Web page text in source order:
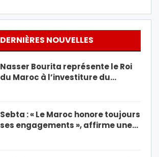
DERNIÈRES NOUVELLES
Nasser Bourita représente le Roi
du Maroc à l’investiture du…
Sebta : « Le Maroc honore toujours
ses engagements », affirme une…